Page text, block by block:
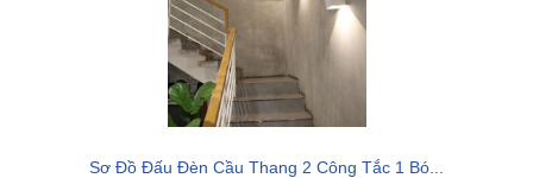
Sơ Đồ Đấu Đèn Cầu Thang 2 Công Tắc 1 Bó...